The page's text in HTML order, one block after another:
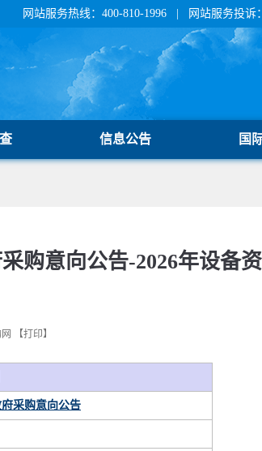
网站服务热线：400-810-1996 | 网站服务投诉
信息公告 国
购意向公告-2026年设备
【打印】
采购意向公告